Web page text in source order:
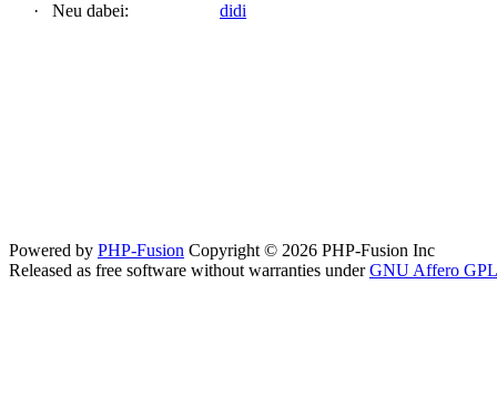
· Neu dabei: didi
Powered by PHP-Fusion Copyright © 2026 PHP-Fusion Inc
Released as free software without warranties underGNU Affero GPL